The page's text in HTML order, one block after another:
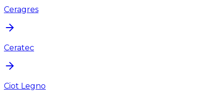
Ceragres
Ceratec
Ciot Legno